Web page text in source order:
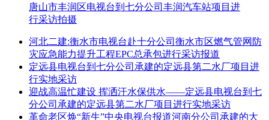
唐山市丰润区电视台到七分公司丰润汽车站项目进
行采访拍摄
河北二建:衡水市电视台赴十分公司衡水市区燃气管网防
灾应急能力提升工程EPC总承包进行采访报道
定远县电视台到七分公司承建的定远县第二水厂项目进
行实地采访
迎战高温忙建设 挥洒汗水保供水——定远县电视台到七
分公司承建的定远县第二水厂项目进行实地采访
革命老区焕“新生”中央电视台报道河南分公司承建的大